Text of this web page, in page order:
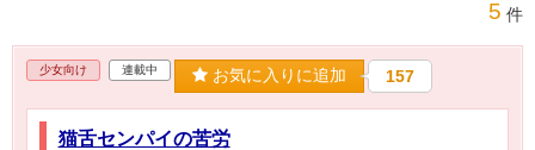
5 件
少女向け 連載中 お気に入りに追加 157
猫舌センパイの苦労